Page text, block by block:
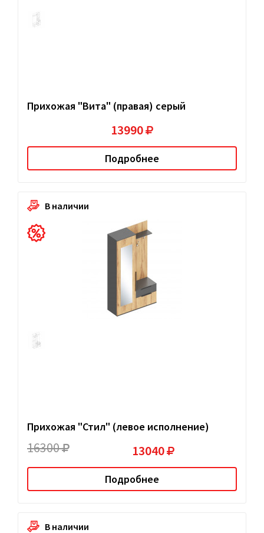
Прихожая "Вита" (правая) серый
13990
Подробнее
В наличии
Прихожая "Стил" (левое исполнение)
16300 13040
Подробнее
В наличии